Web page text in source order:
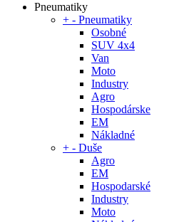
Pneumatiky
+ - Pneumatiky
Osobné
SUV 4x4
Van
Moto
Industry
Agro
Hospodárske
EM
Nákladné
+ - Duše
Agro
EM
Hospodarské
Industry
Moto